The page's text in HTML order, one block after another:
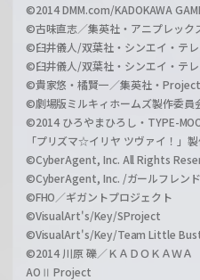
©2014 DMM.com/KADOKAWA
©古味直志／集英社・アニプレック
©臼井儀人/双葉社・シンエイ・テレ
©臼井儀人/双葉社・シンエイ・テ
©貴家悠・橘賢一／集英社・Project
©劇場版ミルキィホームズ製作委員
©2014 ひろやまひろし・TYPE-
「プリズマ☆イリヤ ツヴァイ！」
©CyberAgent, Inc. All Rights
©CyberAgent, Inc. /ガールフレン
©FHO／ギガントプロジェクト
©VisualArt's/Key/SProject
©VisualArt's/Key/Team Little
©2014 川原 礫／ＫＡＤＯＫＡＷＡ
AOⅡ Project